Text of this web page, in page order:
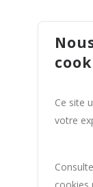
Ce site
votre